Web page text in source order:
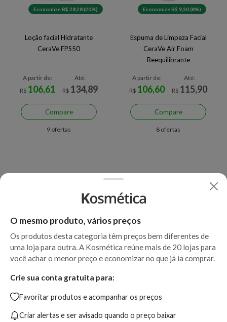
Economize R$ 28,28 (20%)
Loção facial Hidratante
CeraVe FPS50
A partir de:
R$ 106,61
Até:
R$ 134,89
Compare
9 ofertas
Economize R$ 9,30 (8%)
Espuma de Limpeza Facial
CeraVe Air Foam
Reequilibrante
A partir de:
R$ 106,60
Até:
R$ 115,90
Compare
8 ofertas
O mesmo produto, vários preços
Os produtos desta categoria têm preços bem diferentes de
uma loja para outra. A Kosmética reúne mais de 20 lojas para
você achar o menor preço e economizar no que já ia comprar.
Crie sua conta gratuita para:
Favoritar produtos e acompanhar os preços
Criar alertas e ser avisado quando o preço baixar